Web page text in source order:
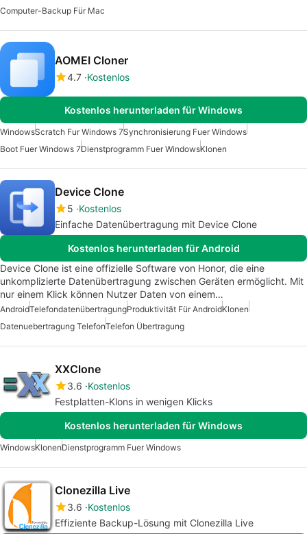
Computer-Backup Für Mac
AOMEI Cloner
4.7 Kostenlos
Kostenlos herunterladen für Windows
WindowsScratch Fur Windows 7Synchronisierung Fuer Windows
Boot Fuer Windows 7Dienstprogramm Fuer WindowsKlonen
Device Clone
5 Kostenlos
Einfache Datenübertragung mit Device Clone
Kostenlos herunterladen für Android
Device Clone ist eine offizielle Software von Honor, die eine
unkomplizierte Datenübertragung zwischen Geräten ermöglicht. Mit
nur einem Klick können Nutzer Daten von einem…
AndroidTelefondatenübertragungProduktivität Für AndroidKlonen
Datenuebertragung TelefonTelefon Übertragung
XXClone
3.6 Kostenlos
Festplatten-Klons in wenigen Klicks
Kostenlos herunterladen für Windows
WindowsKlonenDienstprogramm Fuer Windows
Clonezilla Live
3.6 Kostenlos
Effiziente Backup-Lösung mit Clonezilla Live